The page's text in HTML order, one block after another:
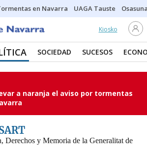
en Navarra UAGA Tauste
Kiosko
SOCIEDAD SUCESOS
a naranja el aviso por tormentas
Derechos y Memoria de la Generalitat de